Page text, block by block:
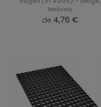
beżowy
de 4,76 €